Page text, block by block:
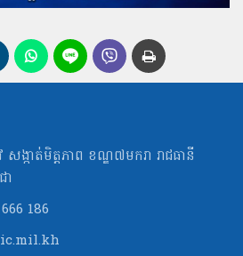
ង្កាត់មិត្ដភាព ខណ្ឌ៧មករា រាជធានី
ា
186